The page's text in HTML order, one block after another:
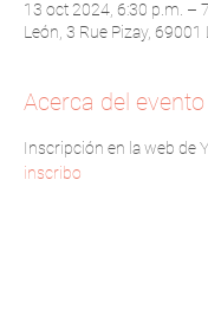
13 oct 2024, 6:30 p.m. –
León, 3 Rue Pizay, 69001
Acerca del evento
Inscripción en la web de
inscribo